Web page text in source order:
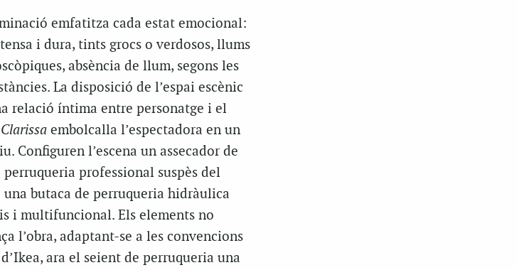
emfatitza cada estat emocional:
i dura, tints grocs o verdosos, llums
absència de llum, segons les
La disposició de l’espai escènic
relació íntima entre personatge i el
Clarissaembolcalla l’espectadora en un
Configuren l’escena un assecador de
perruqueria professional suspès del
una butaca de perruqueria hidràulica
i multifuncional. Els elements no
l’obra, adaptant-se a les convencions
ara el seient de perruqueria una